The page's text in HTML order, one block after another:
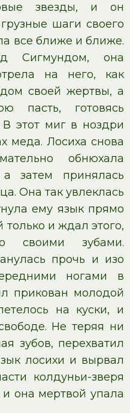
звезды, и он
шаги своего
все ближе и ближе.
Сигмундом, она
на него, как
своей жертвы, а
пасть, готовясь
В этот миг в ноздри
меда. Лосиха снова
обнюхала
а затем принялась
Она так увлеклась
ему язык прямо
только и ждал этого,
своими зубами.
прочь и изо
ногами в
прикован молодой
на куски, и
Не теряя ни
зубов, перехватил
лосихи и вырвал
колдуньи-зверя
она мертвой упала